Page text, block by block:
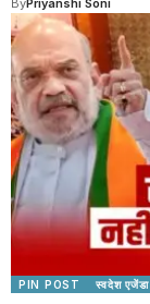
PIN POST स्वदेश एजेंडा